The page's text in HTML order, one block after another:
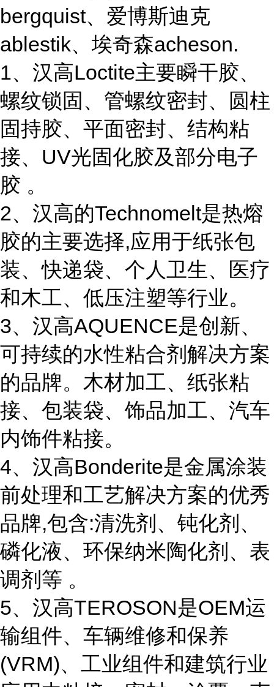
bergquist、爱博斯迪克
ablestik、埃奇森acheson.
1、汉高Loctite主要瞬干胶、
螺纹锁固、管螺纹密封、圆柱
固持胶、平面密封、结构粘
接、UV光固化胶及部分电子
胶 。
2、汉高的Technomelt是热熔
胶的主要选择,应用于纸张包
装、快递袋、个人卫生、医疗
和木工、低压注塑等行业。
3、汉高AQUENCE是创新、
可持续的水性粘合剂解决方案
的品牌。木材加工、纸张粘
接、包装袋、饰品加工、汽车
内饰件粘接。
4、汉高Bonderite是金属涂装
前处理和工艺解决方案的优秀
品牌,包含:清洗剂、钝化剂、
磷化液、环保纳米陶化剂、表
调剂等 。
5、汉高TEROSON是OEM运
输组件、车辆维修和保养
(VRM)、工业组件和建筑行业